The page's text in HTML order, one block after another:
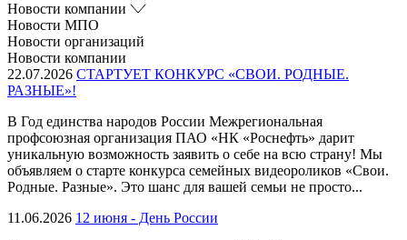
Новости компании
Новости МПО
Новости организаций
Новости компании
22.07.2026 СТАРТУЕТ КОНКУРС «СВОИ. РОДНЫЕ.
РАЗНЫЕ»!
В Год единства народов России Межрегиональная
профсоюзная организация ПАО «НК «Роснефть» дарит
уникальную возможность заявить о себе на всю страну! Мы
объявляем о старте конкурса семейных видеороликов «Свои.
Родные. Разные». Это шанс для вашей семьи не просто...
11.06.2026 12 июня - День России